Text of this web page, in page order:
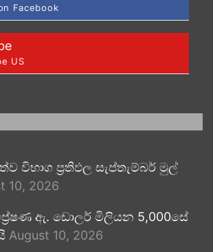
Facebook
US
විභාග ප්‍රතිඵල සැප්තැම්බර් මුල්
10, 2026
ඇ. ඩොලර් මිලියන 5,000සේ
August 10, 2026